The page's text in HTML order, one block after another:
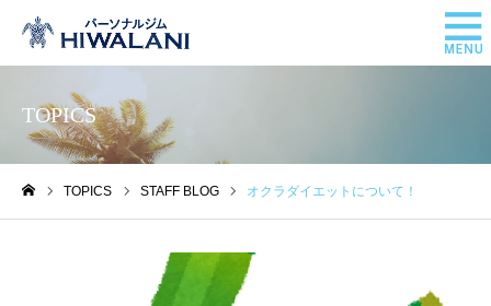
TOPICS
TOPICS STAFF BLOG オクラダイエットについて！